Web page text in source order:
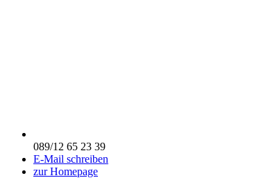
089/12 65 23 39
E-Mail schreiben
zur Homepage